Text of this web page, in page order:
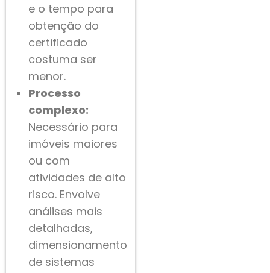
e o tempo para
obtenção do
certificado
costuma ser
menor.
Processo
complexo:
Necessário para
imóveis maiores
ou com
atividades de alto
risco. Envolve
análises mais
detalhadas,
dimensionamento
de sistemas